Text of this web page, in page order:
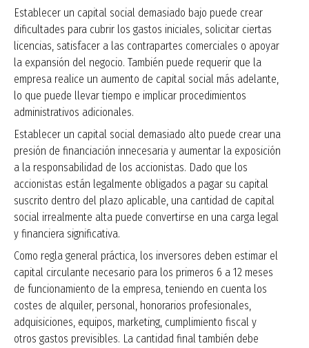
Establecer un capital social demasiado bajo puede crear
dificultades para cubrir los gastos iniciales, solicitar ciertas
licencias, satisfacer a las contrapartes comerciales o apoyar
la expansión del negocio. También puede requerir que la
empresa realice un aumento de capital social más adelante,
lo que puede llevar tiempo e implicar procedimientos
administrativos adicionales.
Establecer un capital social demasiado alto puede crear una
presión de financiación innecesaria y aumentar la exposición
a la responsabilidad de los accionistas. Dado que los
accionistas están legalmente obligados a pagar su capital
suscrito dentro del plazo aplicable, una cantidad de capital
social irrealmente alta puede convertirse en una carga legal
y financiera significativa.
Como regla general práctica, los inversores deben estimar el
capital circulante necesario para los primeros 6 a 12 meses
de funcionamiento de la empresa, teniendo en cuenta los
costes de alquiler, personal, honorarios profesionales,
adquisiciones, equipos, marketing, cumplimiento fiscal y
otros gastos previsibles. La cantidad final también debe